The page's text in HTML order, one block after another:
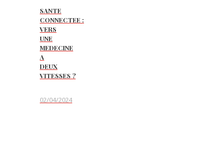
SANTE
CONNECTEE :
VERS
UNE
MEDECINE
A
DEUX
VITESSES ?
02/04/2024